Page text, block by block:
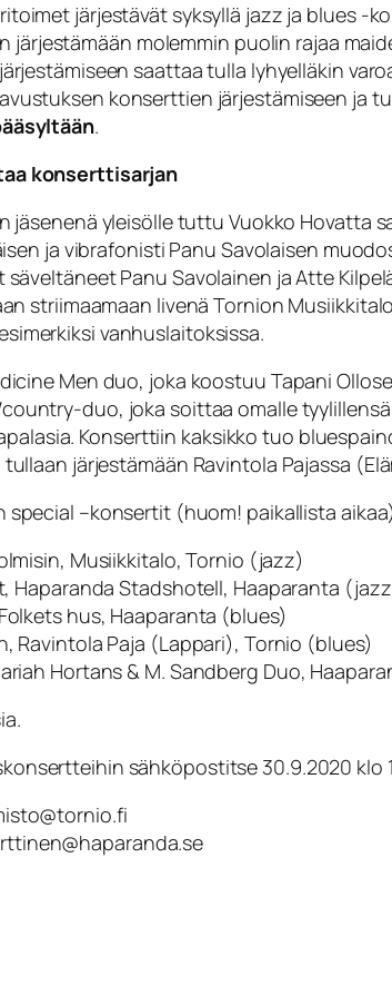
järjestävät syksyllä jazz ja blues -
järjestämään molemmin puolin rajaa
saattaa tulla lyhyelläkin
konserttien järjestämiseen ja
.
konserttisarjan
jäsenenä yleisölle tuttu Vuokko Hovatta
ja vibrafonisti Panu Savolaisen
Panu Savolainen ja Atte
striimaamaan livenä Tornion
vanhuslaitoksissa.
Men duo, joka koostuu Tapani
duo, joka soittaa omalle
Konserttiin kaksikko tuo
järjestämään Ravintola Pajassa
special –konsertit (huom! paikallista
Musiikkitalo, Tornio (jazz)
Haparanda Stadshotell, Haaparanta
hus, Haaparanta (blues)
Ravintola Paja (Lappari), Tornio (blues)
Hortans & M. Sandberg Duo,
sähköpostitse 30.9.2020 klo